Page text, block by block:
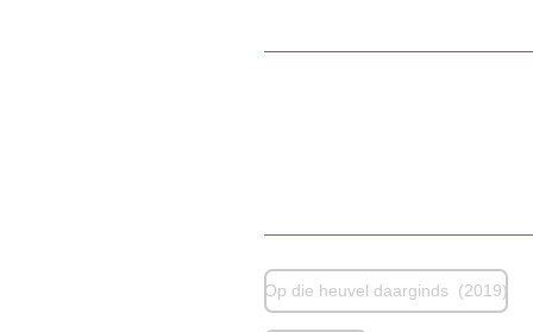
Op die heuvel daarginds (2019)